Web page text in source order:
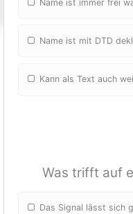
Name ist immer frei
Name ist mit DTD
Kann als Text auch
Was trifft auf
Das Signal lässt sich